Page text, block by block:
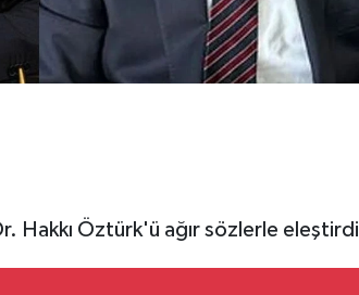
Hakkı Öztürk'ü ağır sözlerle eleştirdi